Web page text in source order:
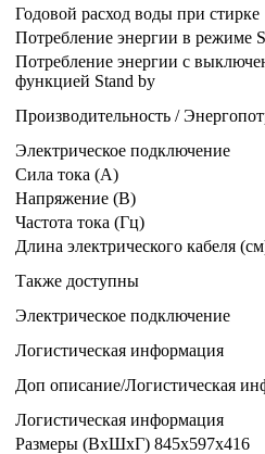
Годовой расход воды при стирке
Потребление энергии в режиме
Потребление энергии с
функцией Stand by
Производительность /
Электрическое подключение
Сила тока (А)
Напряжение (В)
Частота тока (Гц)
Длина электрического кабеля
Также доступны
Электрическое подключение
Логистическая информация
Доп описание/Логистическая
Логистическая информация
Размеры (ВxШxГ) 845x597x416